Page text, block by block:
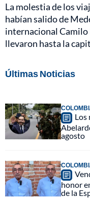
La molestia de los
habían salido de
internacional Camilo
llevaron hasta la
Últimas Noticias
Los
agosto
honor
de la